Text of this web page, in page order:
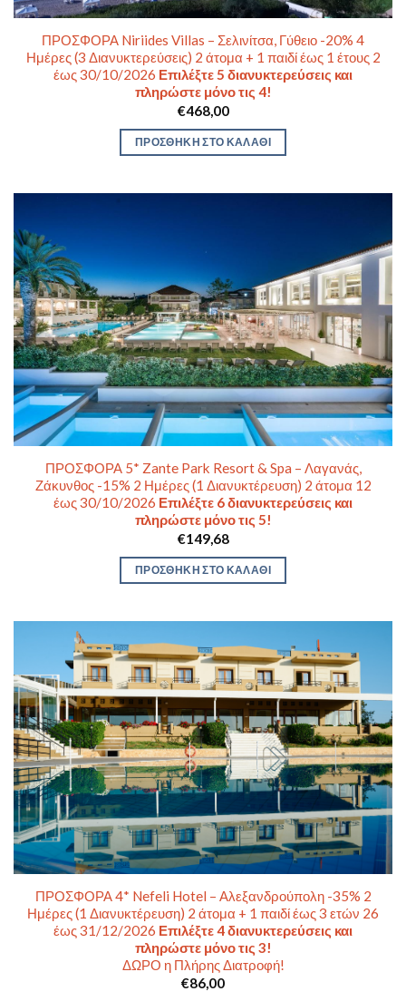
ΠΡΟΣΦΟΡΑ Niriides Villas – Σελινίτσα, Γύθειο -20% 4
Ημέρες (3 Διανυκτερεύσεις) 2 άτομα + 1 παιδί έως 1 έτους 2
έως 30/10/2026 Επιλέξτε 5 διανυκτερεύσεις και
πληρώστε μόνο τις 4!
€468,00
ΠΡΟΣΘΉΚΗ ΣΤΟ ΚΑΛΆΘΙ
ΠΡΟΣΦΟΡΑ 5* Zante Park Resort & Spa – Λαγανάς,
Ζάκυνθος -15% 2 Ημέρες (1 Διανυκτέρευση) 2 άτομα 12
έως 30/10/2026 Επιλέξτε 6 διανυκτερεύσεις και
πληρώστε μόνο τις 5!
€149,68
ΠΡΟΣΘΉΚΗ ΣΤΟ ΚΑΛΆΘΙ
ΠΡΟΣΦΟΡΑ 4* Nefeli Hotel – Αλεξανδρούπολη -35% 2
Ημέρες (1 Διανυκτέρευση) 2 άτομα + 1 παιδί έως 3 ετών 26
έως 31/12/2026 Επιλέξτε 4 διανυκτερεύσεις και
πληρώστε μόνο τις 3!
ΔΩΡΟ η Πλήρης Διατροφή!
€86,00